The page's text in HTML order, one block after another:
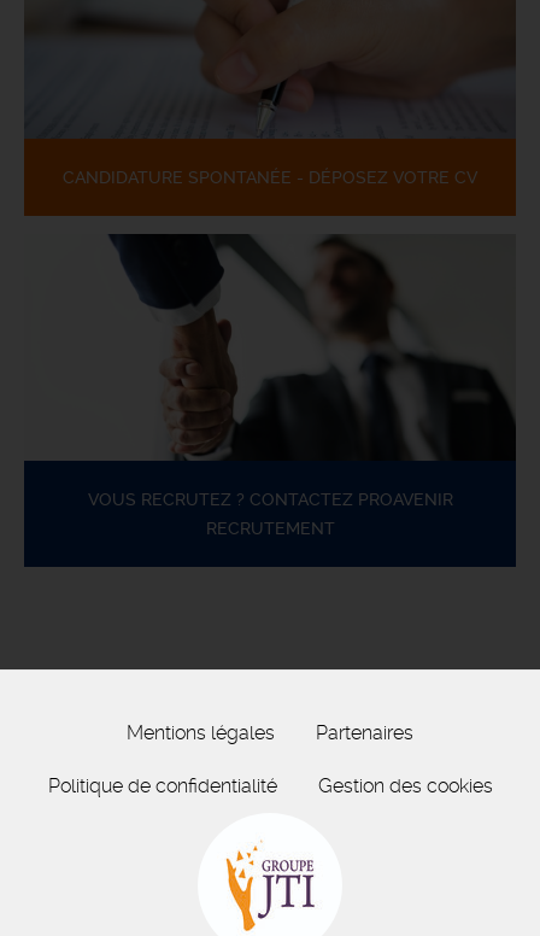
CANDIDATURE SPONTANÉE - DÉPOSEZ VOTRE CV
VOUS RECRUTEZ ? CONTACTEZ PROAVENIR
RECRUTEMENT
Mentions légales Partenaires
Politique de confidentialité Gestion des cookies